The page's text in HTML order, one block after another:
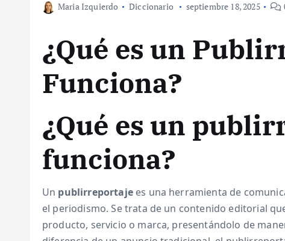
Maria Izquierdo Diccionario septiembre 18, 2025
¿Qué es un
Funciona?
¿Qué es un
funciona?
Un publirreportajees una herramienta de
el periodismo. Se trata de un contenido editorial
producto, servicio o marca, presentándolo de